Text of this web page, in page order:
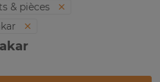
& pièces